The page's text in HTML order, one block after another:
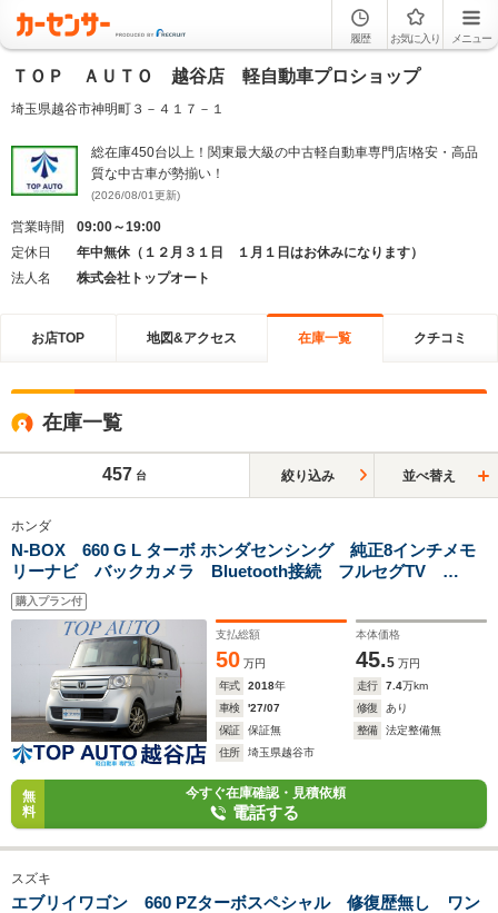
履歴 お気に入り メニュー
ＴＯＰ ＡＵＴＯ 越谷店 軽自動車プロショップ
埼玉県越谷市神明町３－４１７－１
総在庫450台以上！関東最大級の中古軽自動車専門店!格安・高品
質な中古車が勢揃い！
(2026/08/01更新)
営業時間
09:00～19:00
定休日
年中無休（１２月３１日 １月１日はお休みになります）
法人名
株式会社トップオート
お店TOP 地図&アクセス 在庫一覧 クチコミ
在庫一覧
457 台 絞り込み 並べ替え
ホンダ
N-BOX 660 G L ターボ ホンダセンシング 純正8インチメモ
リーナビ バックカメラ Bluetooth接続 フルセグTV
DVD/CD ETC ドライブレコーダー 左右パワースライドド
ア LEDヘッドライト アダプティブクルーズコントロール
パドルシフト
購入プラン付
支払総額
50 万円
本体価格
45.5 万円
年式
2018年 走行 7.4万km
車検
'27/07 修復
あり
保証
保証無 整備
法定整備無
住所
埼玉県越谷市
無
料
今すぐ在庫確認・見積依頼
電話する
スズキ
エブリイワゴン 660 PZターボスペシャル 修復歴無し ワン